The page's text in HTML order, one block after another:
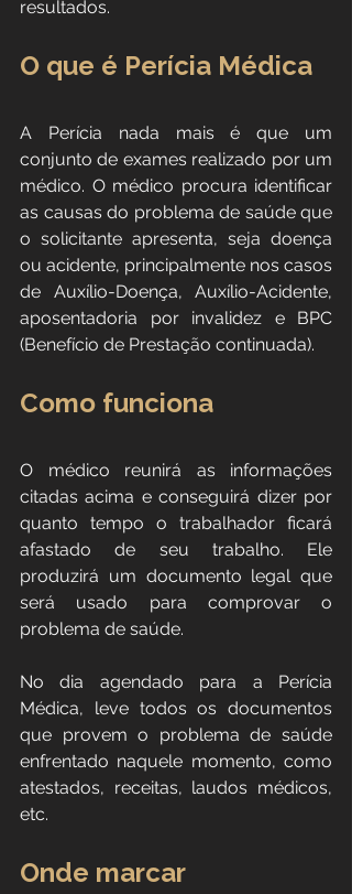
resultados.
O que é Perícia Médica
A Perícia nada mais é que um
conjunto de exames realizado por um
médico. O médico procura identificar
as causas do problema de saúde que
o solicitante apresenta, seja doença
ou acidente, principalmente nos casos
de Auxílio-Doença, Auxílio-Acidente,
aposentadoria por invalidez e BPC
(Benefício de Prestação continuada).
Como funciona
O médico reunirá as informações
citadas acima e conseguirá dizer por
quanto tempo o trabalhador ficará
afastado de seu trabalho. Ele
produzirá um documento legal que
será usado para comprovar o
problema de saúde.
No dia agendado para a Perícia
Médica, leve todos os documentos
que provem o problema de saúde
enfrentado naquele momento, como
atestados, receitas, laudos médicos,
etc.
Onde marcar